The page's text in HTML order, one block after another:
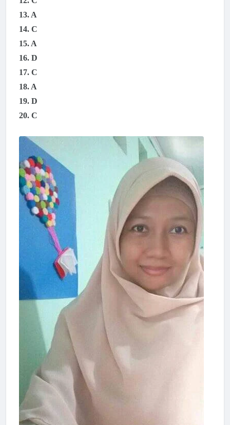
13. A
14. C
15. A
16. D
17. C
18. A
19. D
20. C